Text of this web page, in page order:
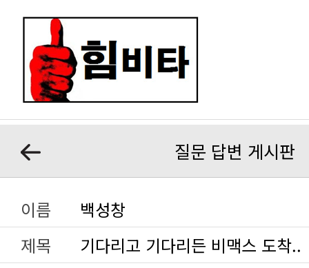
질문 답변 게시판
이름
백성창
제목
기다리고 기다리든 비맥스 도착..